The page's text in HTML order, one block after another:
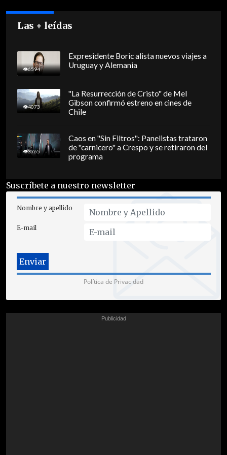
Las + leídas
6594
Expresidente Boric alista nuevos viajes a
Uruguay y Alemania
4073
"La Resurrección de Cristo" de Mel
Gibson confirmó estreno en cines de
Chile
3765
Caos en "Sin Filtros": Panelistas trataron
de "carnicero" a Crespo y se retiraron del
programa
Suscríbete a nuestro newsletter
Nombre y apellido
E-mail
Política de Privacidad